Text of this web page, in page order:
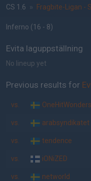
CS 1.6 » Fragbite-Ligan -
Inferno (16 - 8)
Evita laguppställning
No lineup yet
Previous results for
vs. OneHitWonders
vs. arabsyndikatet
vs. tendence
vs. iONiZED
vs. networld